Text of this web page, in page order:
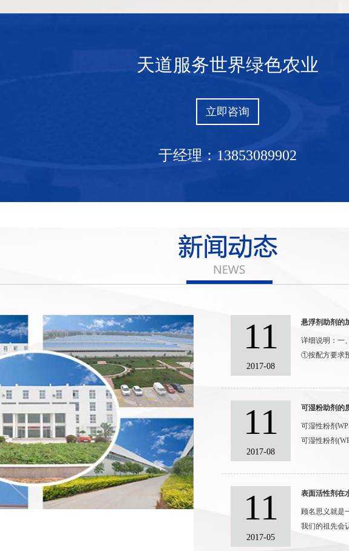
农乳602#
天道服务世界绿色农业
立即咨询
于经理：13853089902
11
2017-08
悬浮剂助剂的
详细说明：一
①按配方要求
11
2017-08
可湿粉助剂的
可湿性粉剂
可湿性粉剂
11
2017-05
表面活性剂在
顾名思义就是
我们的祖先会